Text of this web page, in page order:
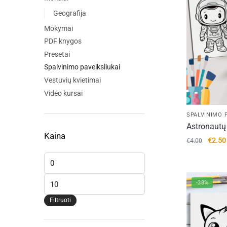
SPALVINIMO
€4.00
€4.00.
€2.50
-38%
Geografija
Mokymai
PDF knygos
Presetai
Spalvinimo paveiksliukai
Vestuvių kvietimai
Video kursai
Kaina
kaina
kaina
Filtruoti